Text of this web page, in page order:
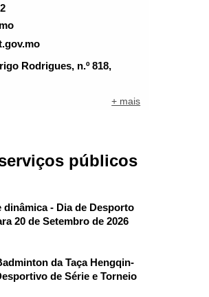
Rodrigues, n.º 818,
+ mais
públicos
- Dia de Desporto
20 de Setembro de 2026
da Taça Hengqin-
de Série e Torneio